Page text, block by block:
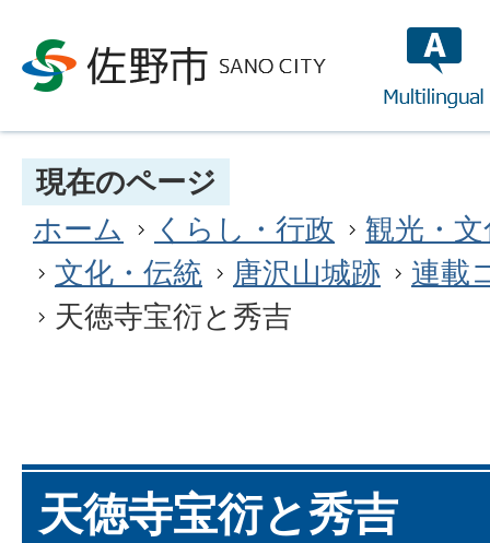
現在のページ
ホーム
くらし・行政
観光・
文化・伝統
唐沢山城跡
連載
天徳寺宝衍と秀吉
天徳寺宝衍と秀吉